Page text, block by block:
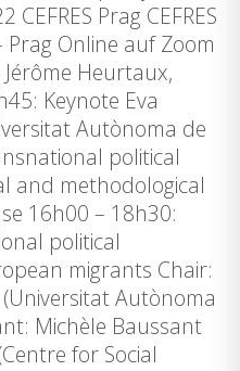
Prag CEFRES
Prag Online auf Zoom
Heurtaux,
Keynote Eva
Autònoma de
political
and methodological
16h00 – 18h30:
political
migrants Chair:
Autònoma
Michèle Baussant
for Social